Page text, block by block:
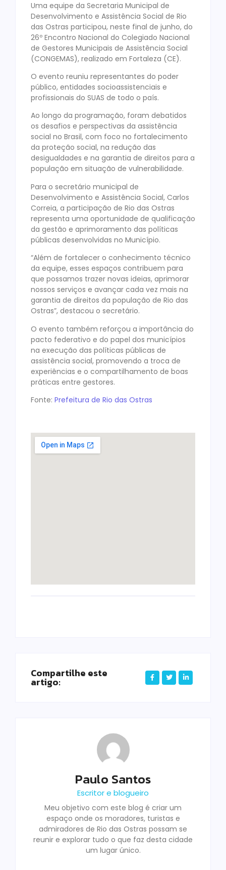
Uma equipe da Secretaria Municipal de
Desenvolvimento e Assistência Social de Rio
das Ostras participou, neste final de junho, do
26º Encontro Nacional do Colegiado Nacional
de Gestores Municipais de Assistência Social
(CONGEMAS), realizado em Fortaleza (CE).
O evento reuniu representantes do poder
público, entidades socioassistenciais e
profissionais do SUAS de todo o país.
Ao longo da programação, foram debatidos
os desafios e perspectivas da assistência
social no Brasil, com foco no fortalecimento
da proteção social, na redução das
desigualdades e na garantia de direitos para a
população em situação de vulnerabilidade.
Para o secretário municipal de
Desenvolvimento e Assistência Social, Carlos
Correia, a participação de Rio das Ostras
representa uma oportunidade de qualificação
da gestão e aprimoramento das políticas
públicas desenvolvidas no Município.
“Além de fortalecer o conhecimento técnico
da equipe, esses espaços contribuem para
que possamos trazer novas ideias, aprimorar
nossos serviços e avançar cada vez mais na
garantia de direitos da população de Rio das
Ostras”, destacou o secretário.
O evento também reforçou a importância do
pacto federativo e do papel dos municípios
na execução das políticas públicas de
assistência social, promovendo a troca de
experiências e o compartilhamento de boas
práticas entre gestores.
Fonte: Prefeitura de Rio das Ostras
Compartilhe este
artigo:
Paulo Santos
Escritor e blogueiro
Meu objetivo com este blog é criar um
espaço onde os moradores, turistas e
admiradores de Rio das Ostras possam se
reunir e explorar tudo o que faz desta cidade
um lugar único.